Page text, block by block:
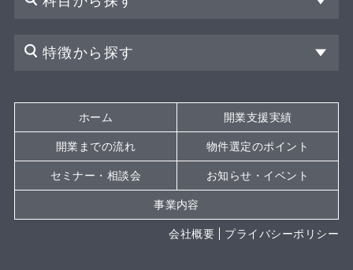
特徴から探す
ホーム 開業支援実績
開業までの流れ 物件選定のポイント
セミナー・相談会 お知らせ・イベント
事業内容
会社概要 プライバシーポリシー